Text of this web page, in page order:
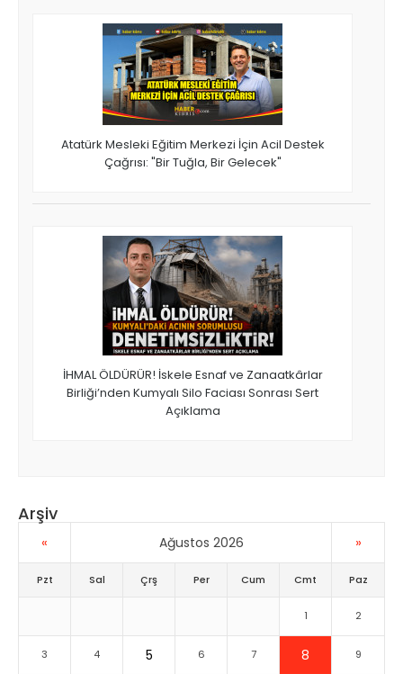
Atatürk Mesleki Eğitim Merkezi İçin Acil Destek
Çağrısı: "Bir Tuğla, Bir Gelecek"
İHMAL ÖLDÜRÜR! İskele Esnaf ve Zanaatkârlar
Birliği’nden Kumyalı Silo Faciası Sonrası Sert
Açıklama
Arşiv
« Ağustos 2026 »
Pzt Sal Çrş Per Cum Cmt Paz
1 2
3 4 5 6 7 8 9